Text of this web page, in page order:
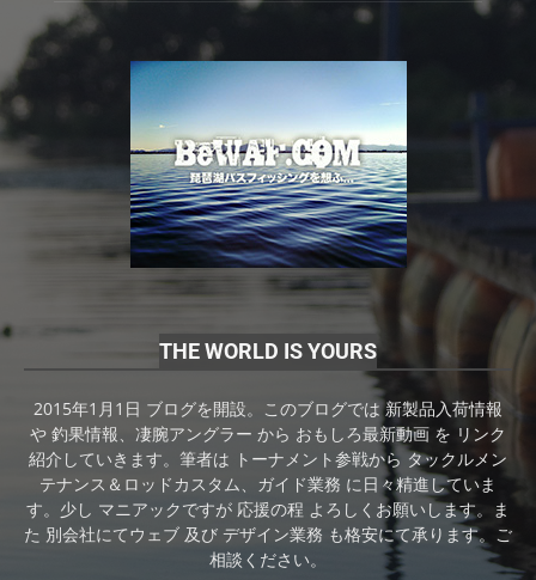
THE WORLD IS YOURS
2015年1月1日 ブログを開設。このブログでは 新製品入荷情報
や 釣果情報、凄腕アングラー から おもしろ最新動画 を リンク
紹介していきます。筆者は トーナメント参戦から タックルメン
テナンス＆ロッドカスタム、ガイド業務 に日々精進していま
す。少し マニアックですが 応援の程 よろしくお願いします。ま
た 別会社にてウェブ 及び デザイン業務 も格安にて承ります。ご
相談ください。